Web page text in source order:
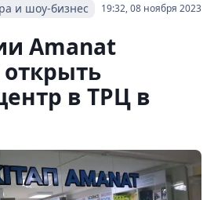
19:32, 08 ноября 2023
и шоу-бизнес
Amanat
в ТРЦ в